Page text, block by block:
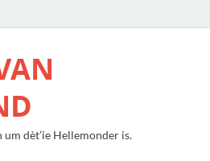
um dèt’ie Hellemonder is.